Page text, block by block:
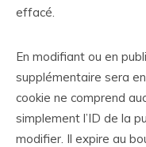
effacé.
En modifiant ou en
supplémentaire sera
cookie ne comprend
simplement l’ID de la
modifier. Il expire au